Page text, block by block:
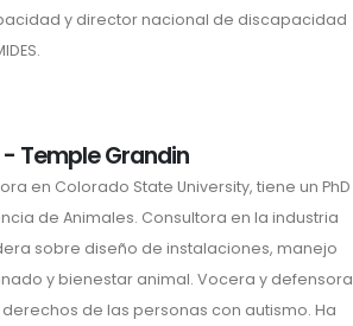
y director nacional de discapacidad
- Temple Grandin
en Colorado State University, tiene un PhD
de Animales. Consultora en la industria
sobre diseño de instalaciones, manejo
y bienestar animal. Vocera y defensora
de las personas con autismo. Ha